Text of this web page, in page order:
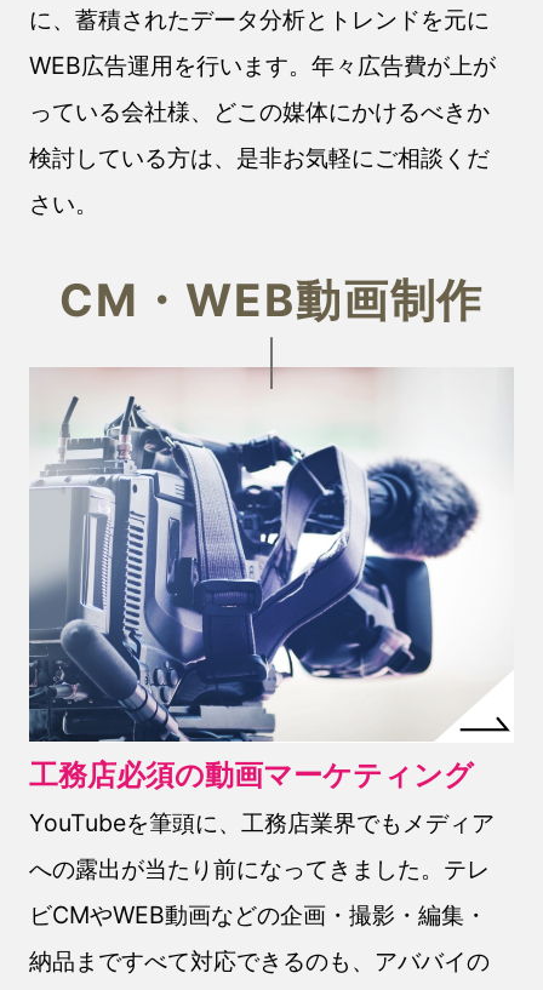
に、蓄積されたデータ分析とトレンドを元に
WEB広告運用を行います。年々広告費が上が
っている会社様、どこの媒体にかけるべきか
検討している方は、是非お気軽にご相談くだ
さい。
CM・WEB動画制作
工務店必須の動画マーケティング
YouTubeを筆頭に、工務店業界でもメディア
への露出が当たり前になってきました。テレ
ビCMやWEB動画などの企画・撮影・編集・
納品まですべて対応できるのも、アババイの